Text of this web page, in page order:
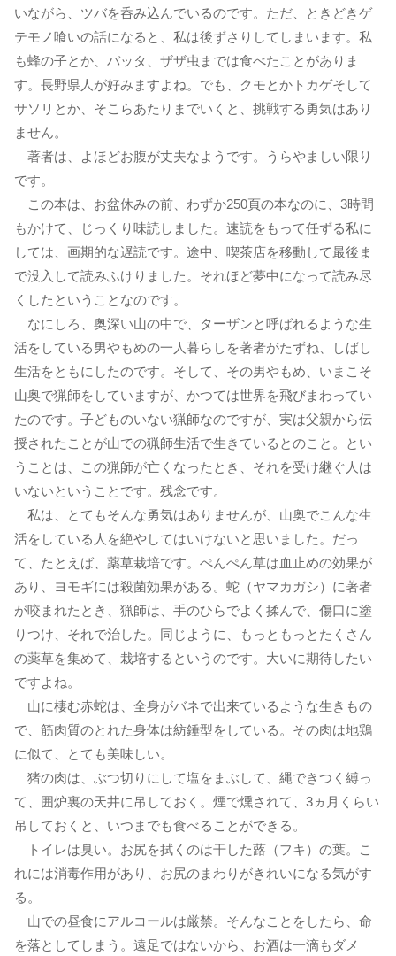
いながら、ツバを呑み込んでいるのです。ただ、ときどきゲ
テモノ喰いの話になると、私は後ずさりしてしまいます。私
も蜂の子とか、バッタ、ザザ虫までは食べたことがありま
す。長野県人が好みますよね。でも、クモとかトカゲそして
サソリとか、そこらあたりまでいくと、挑戦する勇気はあり
ません。
著者は、よほどお腹が丈夫なようです。うらやましい限り
です。
この本は、お盆休みの前、わずか250頁の本なのに、3時間
もかけて、じっくり味読しました。速読をもって任ずる私に
しては、画期的な遅読です。途中、喫茶店を移動して最後ま
で没入して読みふけりました。それほど夢中になって読み尽
くしたということなのです。
なにしろ、奥深い山の中で、ターザンと呼ばれるような生
活をしている男やもめの一人暮らしを著者がたずね、しばし
生活をともにしたのです。そして、その男やもめ、いまこそ
山奥で猟師をしていますが、かつては世界を飛びまわってい
たのです。子どものいない猟師なのですが、実は父親から伝
授されたことが山での猟師生活で生きているとのこと。とい
うことは、この猟師が亡くなったとき、それを受け継ぐ人は
いないということです。残念です。
私は、とてもそんな勇気はありませんが、山奥でこんな生
活をしている人を絶やしてはいけないと思いました。だっ
て、たとえば、薬草栽培です。ぺんぺん草は血止めの効果が
あり、ヨモギには殺菌効果がある。蛇（ヤマカガシ）に著者
が咬まれたとき、猟師は、手のひらでよく揉んで、傷口に塗
りつけ、それで治した。同じように、もっともっとたくさん
の薬草を集めて、栽培するというのです。大いに期待したい
ですよね。
山に棲む赤蛇は、全身がバネで出来ているような生きもの
で、筋肉質のとれた身体は紡錘型をしている。その肉は地鶏
に似て、とても美味しい。
猪の肉は、ぶつ切りにして塩をまぶして、縄できつく縛っ
て、囲炉裏の天井に吊しておく。煙で燻されて、3ヵ月くらい
吊しておくと、いつまでも食べることができる。
トイレは臭い。お尻を拭くのは干した蕗（フキ）の葉。こ
れには消毒作用があり、お尻のまわりがきれいになる気がす
る。
山での昼食にアルコールは厳禁。そんなことをしたら、命
を落としてしまう。遠足ではないから、お酒は一滴もダメ